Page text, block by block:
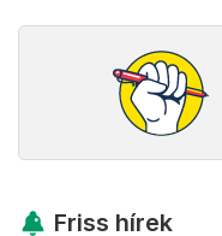
Friss hírek